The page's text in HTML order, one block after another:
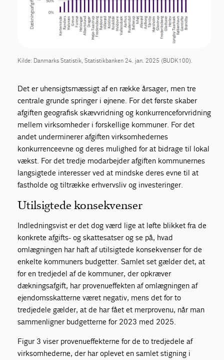
Kilde: Danmarks Statistik, Statistikbanken 24. jan. 2025 (BUDK100).
Det er uhensigtsmæssigt af en række årsager, men tre
centrale grunde springer i øjnene. For det første skaber
afgiften geografisk skævvridning og konkurrenceforvridning
mellem virksomheder i forskellige kommuner. For det
andet underminerer afgiften virksomhedernes
konkurrenceevne og deres mulighed for at bidrage til lokal
vækst. For det tredje modarbejder afgiften kommunernes
langsigtede interesser ved at mindske deres evne til at
fastholde og tiltrække erhvervsliv og investeringer.
Utilsigtede konsekvenser
Indledningsvist er det dog værd lige at løfte blikket fra de
konkrete afgifts- og skattesatser og se på, hvad
omlægningen har haft af utilsigtede konsekvenser for de
enkelte kommuners budgetter. Samlet set gælder det, at
for en tredjedel af de kommuner, der opkræver
dækningsafgift, har provenueffekten af omlægningen af
ejendomsskatterne været negativ, mens det for to
tredjedele gælder, at de har fået et merprovenu, når man
sammenligner budgetterne for 2023 med 2025.
Figur 3 viser provenueffekterne for de to tredjedele af
virksomhederne, der har oplevet en samlet stigning i